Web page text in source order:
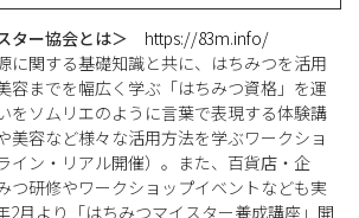
ター協会とは＞ https://83m.info/
に関する基礎知識と共に、はちみつを活用
容までを幅広く学ぶ「はちみつ資格」を運
をソムリエのように言葉で表現する体験講
美容など様々な活用方法を学ぶワークショ
イン・リアル開催）。また、百貨店・企
つ研修やワークショップイベントなども実
2月より「はちみつマイスター養成講座」開